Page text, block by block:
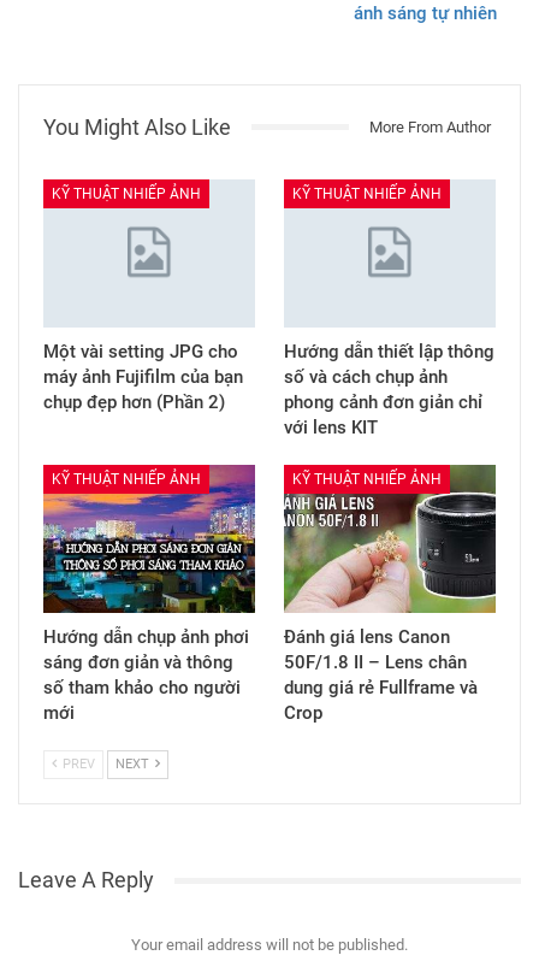
ánh sáng tự nhiên
You Might Also Like More From Author
KỸ THUẬT NHIẾP ẢNH
Một vài setting JPG cho
máy ảnh Fujifilm của bạn
chụp đẹp hơn (Phần 2)
KỸ THUẬT NHIẾP ẢNH
Hướng dẫn thiết lập thông
số và cách chụp ảnh
phong cảnh đơn giản chỉ
với lens KIT
KỸ THUẬT NHIẾP ẢNH
Hướng dẫn chụp ảnh phơi
sáng đơn giản và thông
số tham khảo cho người
mới
KỸ THUẬT NHIẾP ẢNH
Đánh giá lens Canon
50F/1.8 II – Lens chân
dung giá rẻ Fullframe và
Crop
PREV NEXT
Leave A Reply
Your email address will not be published.